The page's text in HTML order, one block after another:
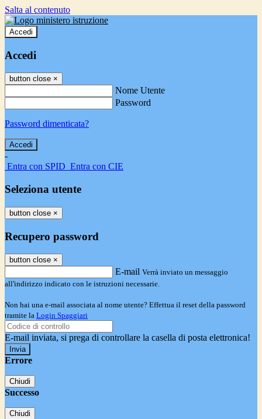
Salta al contenuto
Accedi
Accedi
button close ×
Nome Utente
Password
Password dimenticata?
-
Entra con SPID Entra con CIE
Seleziona utente
button close ×
Recupero password
button close ×
E-mail Verrà inviato un messaggio
all'indirizzo indicato con le istruzioni necessarie.
Non hai una e-mail associata al nome utente? Effettua il reset della password
tramite la Login Spaggiari
E-mail inviata, si prega di controllare la casella di posta elettronica!
Errore
Chiudi
Successo
Chiudi